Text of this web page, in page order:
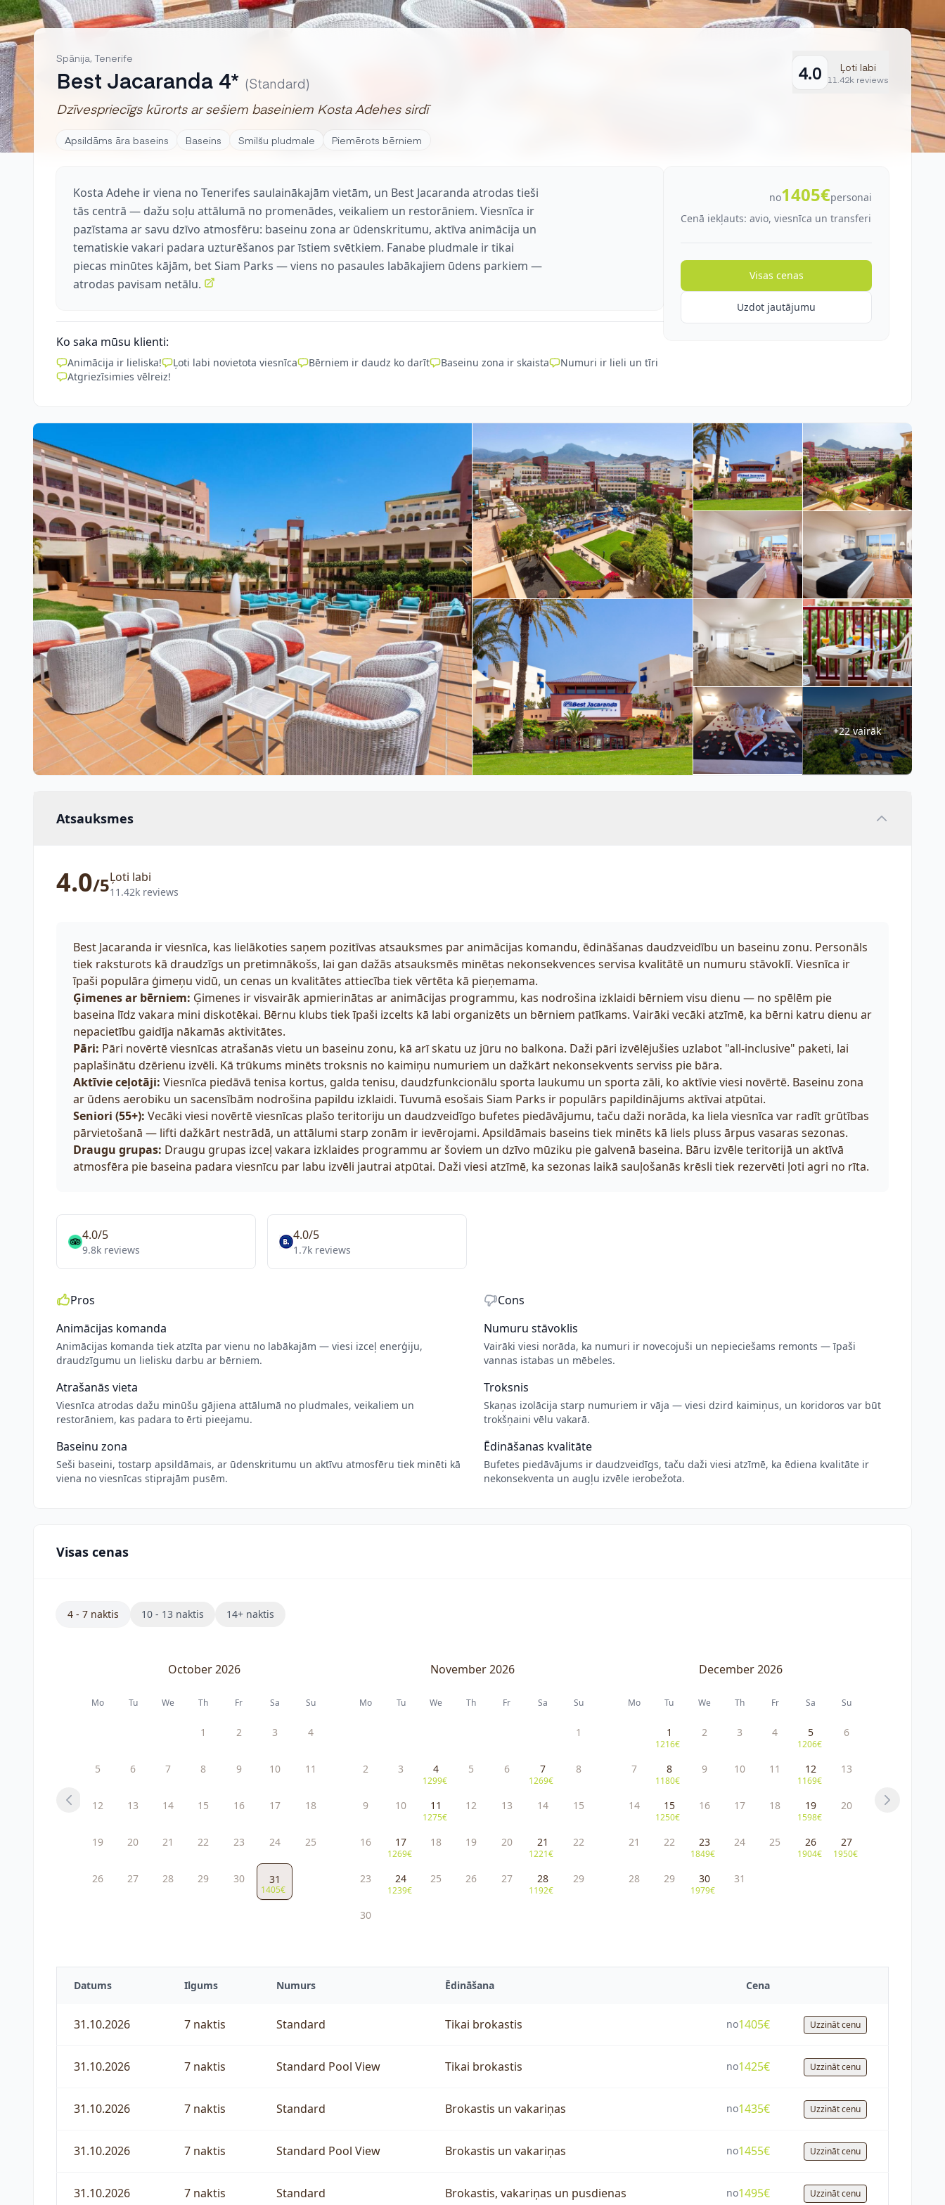
Spānija, Tenerife
Best Jacaranda 4* (Standard) 4.0 Ļoti labi
11.42k reviews
Dzīvespriecīgs kūrorts ar sešiem baseiniem Kosta Adehes sirdī
Apsildāms āra baseins Baseins Smilšu pludmale Piemērots bērniem
Kosta Adehe ir viena no Tenerifes saulainākajām vietām, un Best Jacaranda atrodas tieši
tās centrā — dažu soļu attālumā no promenādes, veikaliem un restorāniem. Viesnīca ir
pazīstama ar savu dzīvo atmosfēru: baseinu zona ar ūdenskritumu, aktīva animācija un
tematiskie vakari padara uzturēšanos par īstiem svētkiem. Fanabe pludmale ir tikai
piecas minūtes kājām, bet Siam Parks — viens no pasaules labākajiem ūdens parkiem —
atrodas pavisam netālu.
Ko saka mūsu klienti:
Animācija ir lieliska! Ļoti labi novietota viesnīca Bērniem ir daudz ko darīt Baseinu zona ir skaista
Numuri ir lieli un tīri
Atgriezīsimies vēlreiz!
no1405€personai
Cenā iekļauts: avio, viesnīca un transferi
Visas cenas
Uzdot jautājumu
+22 vairāk
Atsauksmes
4.0/5Ļoti labi
11.42k reviews
Best Jacaranda ir viesnīca, kas lielākoties saņem pozitīvas atsauksmes par animācijas komandu, ēdināšanas daudzveidību un baseinu zonu. Personāls
tiek raksturots kā draudzīgs un pretimnākošs, lai gan dažās atsauksmēs minētas nekonsekvences servisa kvalitātē un numuru stāvoklī. Viesnīca ir
īpaši populāra ģimeņu vidū, un cenas un kvalitātes attiecība tiek vērtēta kā pieņemama.
Ģimenes ar bērniem: Ģimenes ir visvairāk apmierinātas ar animācijas programmu, kas nodrošina izklaidi bērniem visu dienu — no spēlēm pie
baseina līdz vakara mini diskotēkai. Bērnu klubs tiek īpaši izcelts kā labi organizēts un bērniem patīkams. Vairāki vecāki atzīmē, ka bērni katru dienu ar
nepacietību gaidīja nākamās aktivitātes.
Pāri: Pāri novērtē viesnīcas atrašanās vietu un baseinu zonu, kā arī skatu uz jūru no balkona. Daži pāri izvēlējušies uzlabot "all-inclusive" paketi, lai
paplašinātu dzērienu izvēli. Kā trūkums minēts troksnis no kaimiņu numuriem un dažkārt nekonsekvents serviss pie bāra.
Aktīvie ceļotāji: Viesnīca piedāvā tenisa kortus, galda tenisu, daudzfunkcionālu sporta laukumu un sporta zāli, ko aktīvie viesi novērtē. Baseinu zona
ar ūdens aerobiku un sacensībām nodrošina papildu izklaidi. Tuvumā esošais Siam Parks ir populārs papildinājums aktīvai atpūtai.
Seniori (55+): Vecāki viesi novērtē viesnīcas plašo teritoriju un daudzveidīgo bufetes piedāvājumu, taču daži norāda, ka liela viesnīca var radīt grūtības
pārvietošanā — lifti dažkārt nestrādā, un attālumi starp zonām ir ievērojami. Apsildāmais baseins tiek minēts kā liels pluss ārpus vasaras sezonas.
Draugu grupas: Draugu grupas izceļ vakara izklaides programmu ar šoviem un dzīvo mūziku pie galvenā baseina. Bāru izvēle teritorijā un aktīvā
atmosfēra pie baseina padara viesnīcu par labu izvēli jautrai atpūtai. Daži viesi atzīmē, ka sezonas laikā sauļošanās krēsli tiek rezervēti ļoti agri no rīta.
4.0/5
9.8k reviews
4.0/5
1.7k reviews
Pros
Animācijas komanda
Animācijas komanda tiek atzīta par vienu no labākajām — viesi izceļ enerģiju,
draudzīgumu un lielisku darbu ar bērniem.
Atrašanās vieta
Viesnīca atrodas dažu minūšu gājiena attālumā no pludmales, veikaliem un
restorāniem, kas padara to ērti pieejamu.
Baseinu zona
Seši baseini, tostarp apsildāmais, ar ūdenskritumu un aktīvu atmosfēru tiek minēti kā
viena no viesnīcas stiprajām pusēm.
Cons
Numuru stāvoklis
Vairāki viesi norāda, ka numuri ir novecojuši un nepieciešams remonts — īpaši
vannas istabas un mēbeles.
Troksnis
Skaņas izolācija starp numuriem ir vāja — viesi dzird kaimiņus, un koridoros var būt
trokšņaini vēlu vakarā.
Ēdināšanas kvalitāte
Bufetes piedāvājums ir daudzveidīgs, taču daži viesi atzīmē, ka ēdiena kvalitāte ir
nekonsekventa un augļu izvēle ierobežota.
Visas cenas
4 - 7 naktis 10 - 13 naktis 14+ naktis
Previous
October 2026
Mo Tu We Th Fr Sa Su
1 2 3 4
5 6 7 8 9 10 11
12 13 14 15 16 17 18
19 20 21 22 23 24 25
26 27 28 29 30 31
1405€
November 2026
Mo Tu We Th Fr Sa Su
1
2 3 4
1299€
5 6 7
1269€
8
9 10 11
1275€
12 13 14 15
16 17
1269€
18 19 20 21
1221€
22
23 24
1239€
25 26 27 28
1192€
29
30
December 2026
Mo Tu We Th Fr Sa Su
1
1216€
2 3 4 5
1206€
6
7 8
1180€
9 10 11 12
1169€
13
14 15
1250€
16 17 18 19
1598€
20
21 22 23
1849€
24 25 26
1904€
27
1950€
28 29 30
1979€
31
Datums Ilgums Numurs Ēdināšana Cena
31.10.2026 7 naktis Standard Tikai brokastis no1405€ Uzzināt cenu
31.10.2026 7 naktis Standard Pool View Tikai brokastis no1425€ Uzzināt cenu
31.10.2026 7 naktis Standard Brokastis un vakariņas no1435€ Uzzināt cenu
31.10.2026 7 naktis Standard Pool View Brokastis un vakariņas no1455€ Uzzināt cenu
31.10.2026 7 naktis Standard Brokastis, vakariņas un pusdienas no1495€ Uzzināt cenu